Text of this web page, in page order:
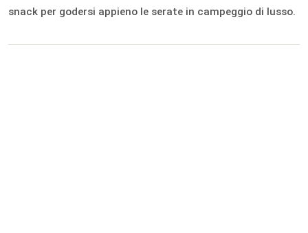
snack per godersi appieno le serate in campeggio di lusso.